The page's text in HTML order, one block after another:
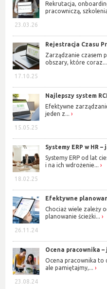
23.03.26
Rekrutacja,
pracowniczą,
17.10.25
Rejestracja Czasu
Zarządzanie czasem
obszary, które coraz...
15.05.25
Najlepszy system
Efektywne
jeden z...
18.02.25
Systemy ERP w HR
Systemy ERP od lat
i na ich wdrożenie...
26.11.24
Efektywne
Chociaż wiele zależy
planowanie ścieżki...
23.08.24
Ocena pracownika –
Ocena pracownika to
ale pamiętajmy,...